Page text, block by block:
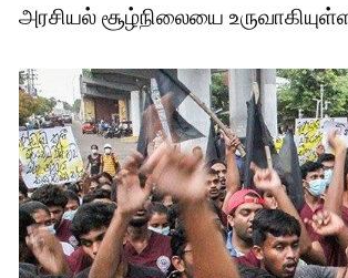
அரசியல் சூழ்நிலையை